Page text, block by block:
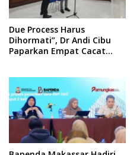
Due Process Harus
Dihormati”, Dr Andi Cibu
Paparkan Empat Cacat